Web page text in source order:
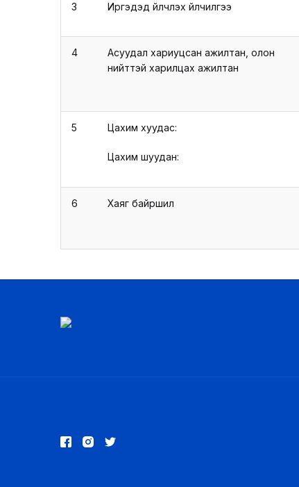
3 Иргэдэд үйлчлэх үйлчилгээ
4
Асуудал хариуцсан ажилтан, олон
нийттэй харилцах ажилтан
5 Цахим хуудас:
Цахим шуудан:
6 Хаяг байршил